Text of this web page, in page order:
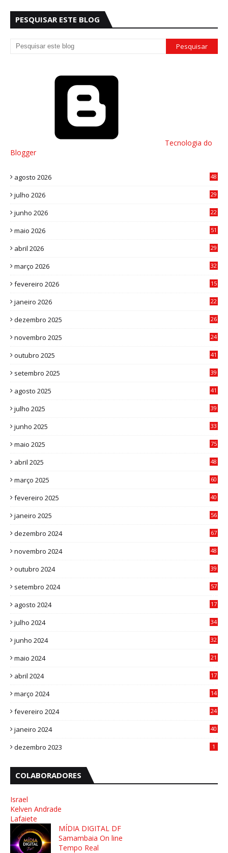
PESQUISAR ESTE BLOG
Tecnologia do
Blogger
agosto 2026 48
julho 2026
29
junho 2026
22
maio 2026
51
abril 2026
29
março 2026
32
fevereiro 2026
15
janeiro 2026
22
dezembro 2025
26
novembro 2025
24
outubro 2025
41
setembro 2025
39
agosto 2025
41
julho 2025
39
junho 2025
33
maio 2025 75
abril 2025
48
março 2025
60
fevereiro 2025
40
janeiro 2025
56
dezembro 2024
67
novembro 2024
48
outubro 2024
39
setembro 2024
57
agosto 2024
17
julho 2024
34
junho 2024
32
maio 2024
21
abril 2024
17
março 2024
14
fevereiro 2024
24
janeiro 2024
40
dezembro 2023 1
COLABORADORES
Israel
Kelven Andrade
Lafaiete
MÍDIA DIGITAL DF
Samambaia On line
Tempo Real